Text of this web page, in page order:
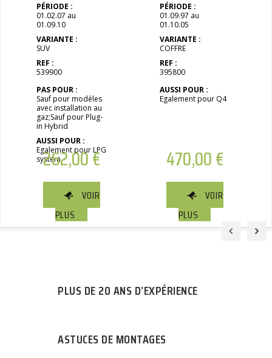
PÉRIODE :
01.02.07 au
01.09.10
VARIANTE :
SUV
REF :
539900
PAS POUR :
Sauf pour modèles
avec installation au
gaz;Sauf pour Plug-
in Hybrid
AUSSI POUR :
Egalement pour LPG
system
262,00€
VOIR
PLUS
PÉRIODE :
01.09.97 au
01.10.05
VARIANTE :
COFFRE
REF :
395800
AUSSI POUR :
Egalement pour Q4
470,00€
VOIR
PLUS
PLUS DE 20 ANS D’EXPÉRIENCE
ASTUCES DE MONTAGES